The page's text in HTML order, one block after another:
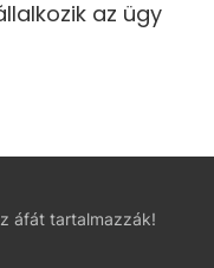
az ügy
áfát tartalmazzák!